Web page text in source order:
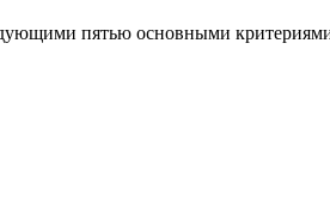
пятью основными